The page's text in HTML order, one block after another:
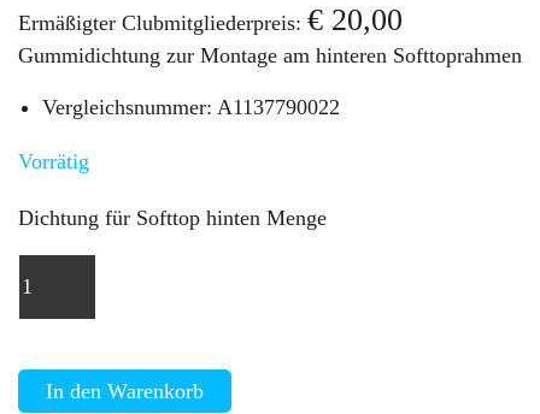
Ermäßigter Clubmitgliederpreis: € 20,00
Gummidichtung zur Montage am hinteren Softtoprahmen
Vergleichsnummer: A1137790022
Vorrätig
Dichtung für Softtop hinten Menge
In den Warenkorb